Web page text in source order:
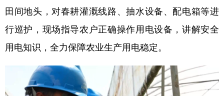
田间地头，对春耕灌溉线路、抽水设备、配电箱等进
行巡护，现场指导农户正确操作用电设备，讲解安全
用电知识，全力保障农业生产用电稳定。